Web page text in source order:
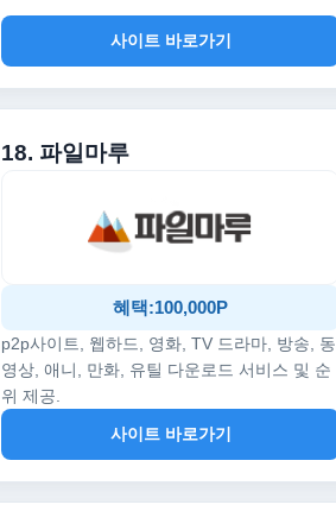
사이트 바로가기
18. 파일마루
혜택:100,000P
p2p사이트, 웹하드, 영화, TV 드라마, 방송, 동
영상, 애니, 만화, 유틸 다운로드 서비스 및 순
위 제공.
사이트 바로가기